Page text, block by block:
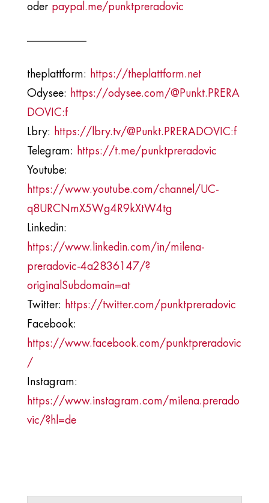
oder paypal.me/punktpreradovic
theplattform:
https://theplattform.net
Odysee:
https://odysee.com/@Punkt.PRERA
DOVIC:f
Lbry:
https://lbry.tv/@Punkt.PRERADOVIC:f
Telegram:
https://t.me/punktpreradovic
Youtube:
https://www.youtube.com/channel/UC-
q8URCNmX5Wg4R9kXtW4tg
Linkedin:
https://www.linkedin.com/in/milena-
preradovic-4a2836147/?
originalSubdomain=at
Twitter:
https://twitter.com/punktpreradovic
Facebook:
https://www.facebook.com/punktpreradovic
/
Instagram:
https://www.instagram.com/milena.prerado
vic/?hl=de